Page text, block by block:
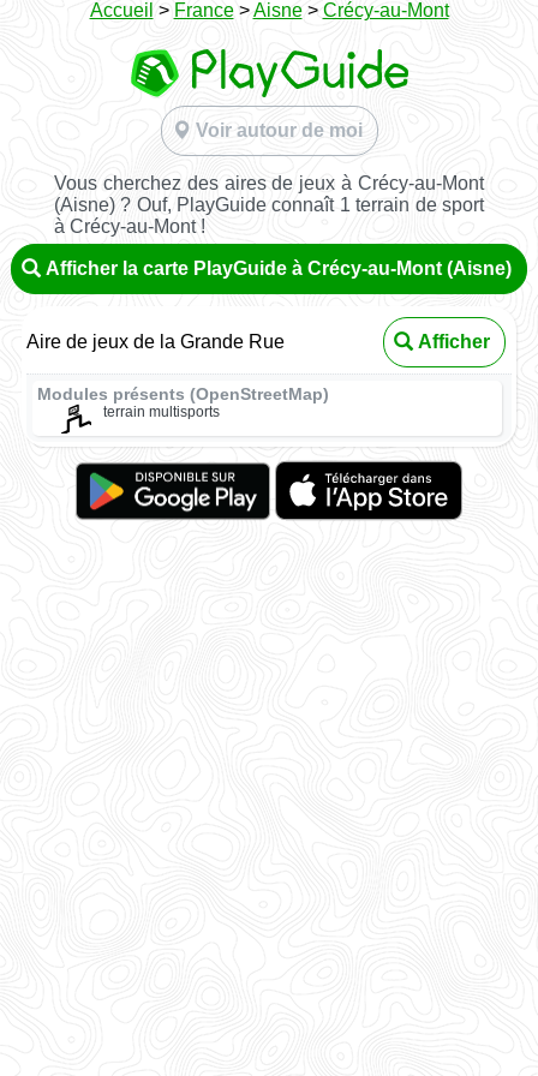
Accueil > France>Aisne> Crécy-au-Mont
Voir autour de moi
Vous cherchez des aires de jeux à Crécy-au-Mont
(Aisne) ? Ouf, PlayGuide connaît 1 terrain de sport
à Crécy-au-Mont !
Afficher la carte PlayGuide à Crécy-au-Mont (Aisne)
Aire de jeux de la Grande Rue Afficher
Modules présents (OpenStreetMap)
terrain multisports